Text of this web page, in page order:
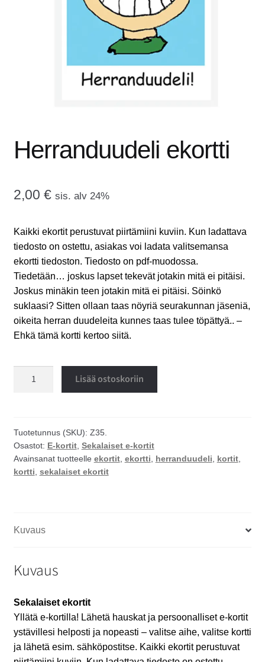
MAINOSMÖRKÖ
valikko
Herranduudeli ekortti
2,00 € sis. alv 24%
Kaikki ekortit perustuvat piirtämiini kuviin. Kun ladattava
tiedosto on ostettu, asiakas voi ladata valitsemansa
ekortti tiedoston. Tiedosto on pdf-muodossa.
Tiedetään… joskus lapset tekevät jotakin mitä ei pitäisi.
Joskus minäkin teen jotakin mitä ei pitäisi. Söinkö
suklaasi? Sitten ollaan taas nöyriä seurakunnan jäseniä,
oikeita herran duudeleita kunnes taas tulee töpättyä.. –
Ehkä tämä kortti kertoo siitä.
Lisää ostoskoriin
Tuotetunnus (SKU): Z35.
Osastot: E-kortit, Sekalaiset e-kortit
Avainsanat tuotteelle ekortit, ekortti, herranduudeli, kortit,
kortti, sekalaiset ekortit
Kuvaus
Kuvaus
Sekalaiset ekortit
Yllätä e-kortilla! Lähetä hauskat ja persoonalliset e-kortit
ystävillesi helposti ja nopeasti – valitse aihe, valitse kortti
ja lähetä esim. sähköpostitse. Kaikki ekortit perustuvat